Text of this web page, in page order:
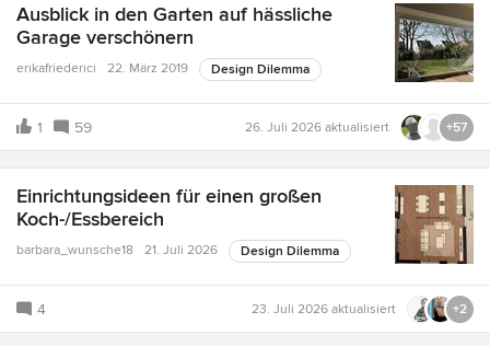
Ausblick in den Garten auf hässliche
Garage verschönern
erikafriederici 22. März 2019 Design Dilemma
1 59 26. Juli 2026 aktualisiert +57
Einrichtungsideen für einen großen
Koch-/Essbereich
barbara_wunsche18 21. Juli 2026 Design Dilemma
4 23. Juli 2026 aktualisiert +2